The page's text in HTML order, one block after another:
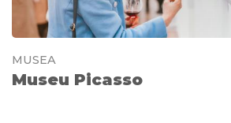
MUSEA
Museu Picasso